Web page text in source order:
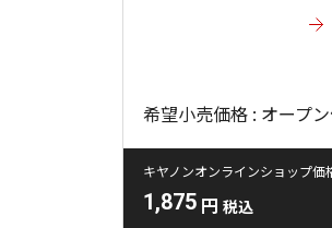
希望小売価格 : オープ
キヤノンオンラインショップ価
1,875 円 税込